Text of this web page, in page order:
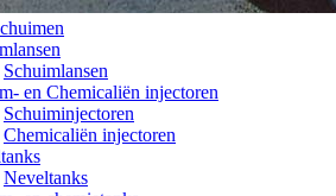
Schuimlansen
en Chemicaliën injectoren
Schuiminjectoren
Chemicaliën injectoren
Neveltanks